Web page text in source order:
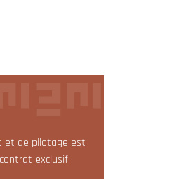
et de pilotage est
exclusif